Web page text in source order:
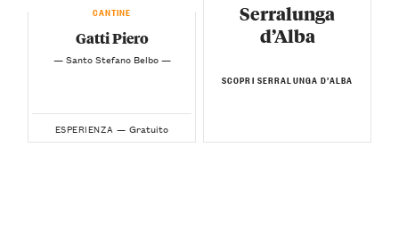
CANTINE
Gatti Piero
— Santo Stefano Belbo —
ESPERIENZA — Gratuito
Serralunga
d’Alba
SCOPRI SERRALUNGA D’ALBA